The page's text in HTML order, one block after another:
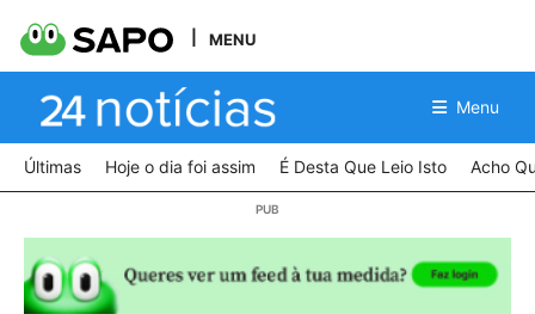
MENU
Menu
Últimas Hoje o dia foi assim É Desta Que Leio Isto Acho